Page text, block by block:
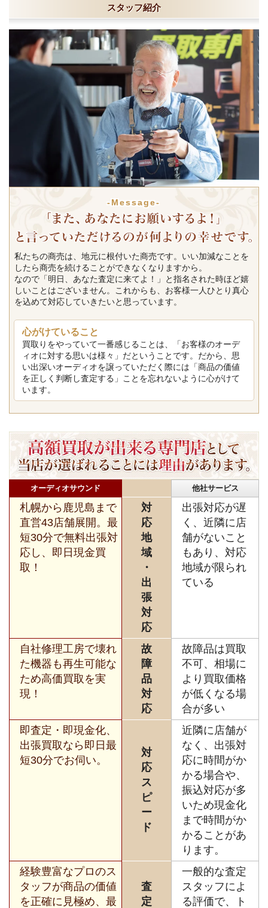
スタッフ紹介
-Message-
私たちの商売は、地元に根付いた商売です。いい加減なことを
したら商売を続けることができなくなりますから。
なので「明日、あなた査定に来てよ！」と指名された時ほど嬉
しいことはございません。これからも、お客様一人ひとり真心
を込めて対応していきたいと思っています。
心がけていること
買取りをやっていて一番感じることは、「お客様のオーデ
ィオに対する思いは様々」だということです。だから、思
い出深いオーディオを譲っていただく際には「商品の価値
を正しく判断し査定する」ことを忘れないように心がけて
います。
オーディオサウンド 他社サービス
札幌から鹿児島まで
直営43店舗展開。最
短30分で無料出張対
応し、即日現金買
取！
対
応
地
域
・
出
張
対
応
出張対応が遅
く、近隣に店
舗がないこと
もあり、対応
地域が限られ
ている
自社修理工房で壊れ
た機器も再生可能な
ため高価買取を実
現！
故
障
品
対
応
故障品は買取
不可、相場に
より買取価格
が低くなる場
合が多い
即査定・即現金化、
出張買取なら即日最
短30分でお伺い。
対
応
ス
ピ
ー
ド
近隣に店舗が
なく、出張対
応に時間がか
かる場合や、
振込対応が多
いため現金化
まで時間がか
かることがあ
ります。
経験豊富なプロのス
タッフが商品の価値
を正確に見極め、最
査
定
一般的な査定
スタッフによ
る評価で、ト